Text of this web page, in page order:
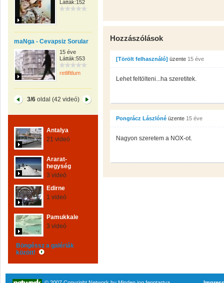
Látták:152
maNga - Cevapsiz Sorular
15 éve
Látták:553
retlifitlum
3/6oldal (42 videó)
Antalya
21 videó
Ararat-
hegység
3 videó
Edirne
1 videó
Pamukkale
3 videó
Böngéssz a galériák
között!
Hozzászólások
[Törölt felhasználó] üzente 15 éve
Lehet feltölteni...ha szeretitek.
Pongrácz Lászlóné üzente 15 éve
Nagyon szeretem a NOX-ot.